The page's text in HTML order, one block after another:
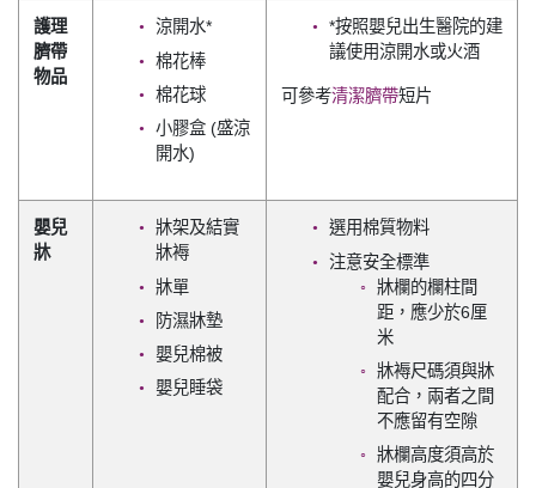
護理
臍帶
物品
涼開水*
棉花棒
棉花球
小膠盒 (盛涼
開水)
*按照嬰兒出生醫院的建
議使用涼開水或火酒
可參考清潔臍帶短片
嬰兒
牀
牀架及結實
牀褥
牀單
防濕牀墊
嬰兒棉被
嬰兒睡袋
選用棉質物料
注意安全標準
牀欄的欄柱間
距，應少於6厘
米
牀褥尺碼須與牀
配合，兩者之間
不應留有空隙
牀欄高度須高於
嬰兒身高的四分